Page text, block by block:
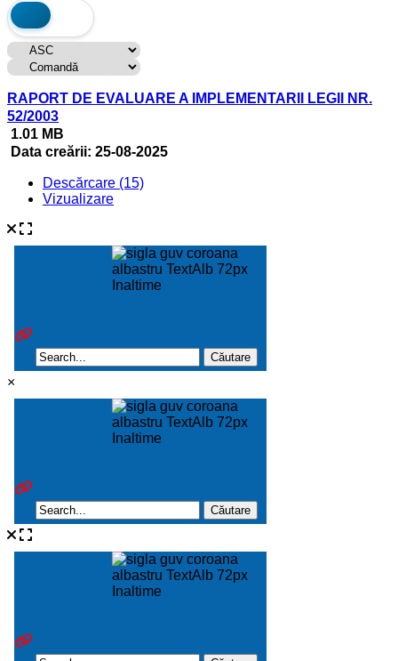
RAPORT DE EVALUARE A IMPLEMENTARII LEGII NR.
52/2003
1.01 MB
Data creării: 25-08-2025
Descărcare (15)
Vizualizare
×